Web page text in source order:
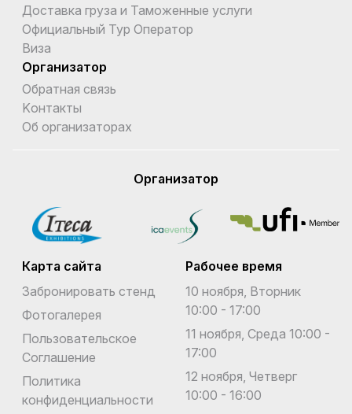
Доставка груза и Таможенные услуги
Официальный Тур Оператор
Виза
Организатор
Обратная связь
Kонтакты
Об организаторах
Организатор
Карта сайта
Забронировать стенд
Фотогалерея
Пользовательское
Соглашение
Политика
конфиденциальности
Рабочее время
10 ноября, Вторник
10:00 - 17:00
11 ноября, Среда 10:00 -
17:00
12 ноября, Четверг
10:00 - 16:00